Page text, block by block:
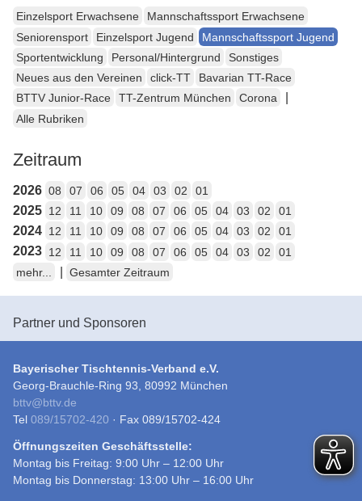
Einzelsport Erwachsene
Mannschaftssport Erwachsene
Seniorensport
Einzelsport Jugend
Mannschaftssport Jugend
Sportentwicklung
Personal/Hintergrund
Sonstiges
Neues aus den Vereinen
click-TT
Bavarian TT-Race
BTTV Junior-Race
TT-Zentrum München Corona
Alle Rubriken
Zeitraum
2026 08 07 06 05 04 03 02 01
2025 12 11 10 09 08 07 06 05 04 03 02 01
2024 12 11 10 09 08 07 06 05 04 03 02 01
2023 12 11 10 09 08 07 06 05 04 03 02
01
mehr...
Gesamter Zeitraum
Partner und Sponsoren
Bayerischer Tischtennis-Verband e.V.
Georg-Brauchle-Ring 93, 80992 München
bttv@bttv.de
Tel 089/15702-420 · Fax 089/15702-424
Öffnungszeiten Geschäftsstelle:
Montag bis Freitag: 9:00 Uhr – 12:00 Uhr
Montag bis Donnerstag: 13:00 Uhr – 16:00 Uhr